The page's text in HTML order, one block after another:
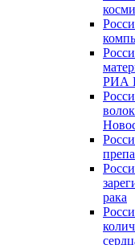
РИА
рака